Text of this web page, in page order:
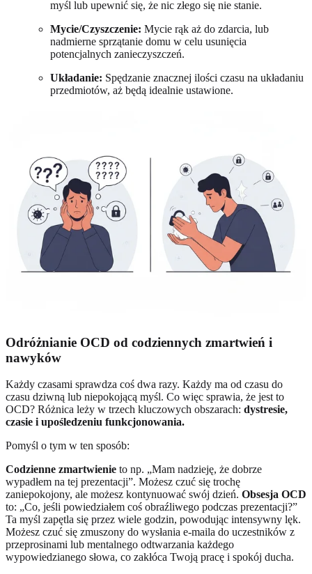
myśl lub upewnić się, że nic złego się nie stanie.
Mycie/Czyszczenie: Mycie rąk aż do zdarcia, lub
nadmierne sprzątanie domu w celu usunięcia
potencjalnych zanieczyszczeń.
Układanie: Spędzanie znacznej ilości czasu na układaniu
przedmiotów, aż będą idealnie ustawione.
Odróżnianie OCD od codziennych zmartwień i
nawyków
Każdy czasami sprawdza coś dwa razy. Każdy ma od czasu do
czasu dziwną lub niepokojącą myśl. Co więc sprawia, że jest to
OCD? Różnica leży w trzech kluczowych obszarach: dystresie,
czasie i upośledzeniu funkcjonowania.
Pomyśl o tym w ten sposób:
Codzienne zmartwienie to np. „Mam nadzieję, że dobrze
wypadłem na tej prezentacji”. Możesz czuć się trochę
zaniepokojony, ale możesz kontynuować swój dzień. Obsesja OCD
to: „Co, jeśli powiedziałem coś obraźliwego podczas prezentacji?”
Ta myśl zapętla się przez wiele godzin, powodując intensywny lęk.
Możesz czuć się zmuszony do wysłania e-maila do uczestników z
przeprosinami lub mentalnego odtwarzania każdego
wypowiedzianego słowa, co zakłóca Twoją pracę i spokój ducha.